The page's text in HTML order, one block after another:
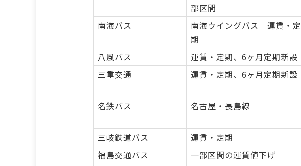
部区間
南海バス
南海ウイングバス 運賃・定
期
八風バス
運賃・定期、6ヶ月定期新設
三重交通
運賃・定期、6ヶ月定期新設
名鉄バス
名古屋・長島線
三岐鉄道バス
運賃・定期
福島交通バス
一部区間の運賃値下げ